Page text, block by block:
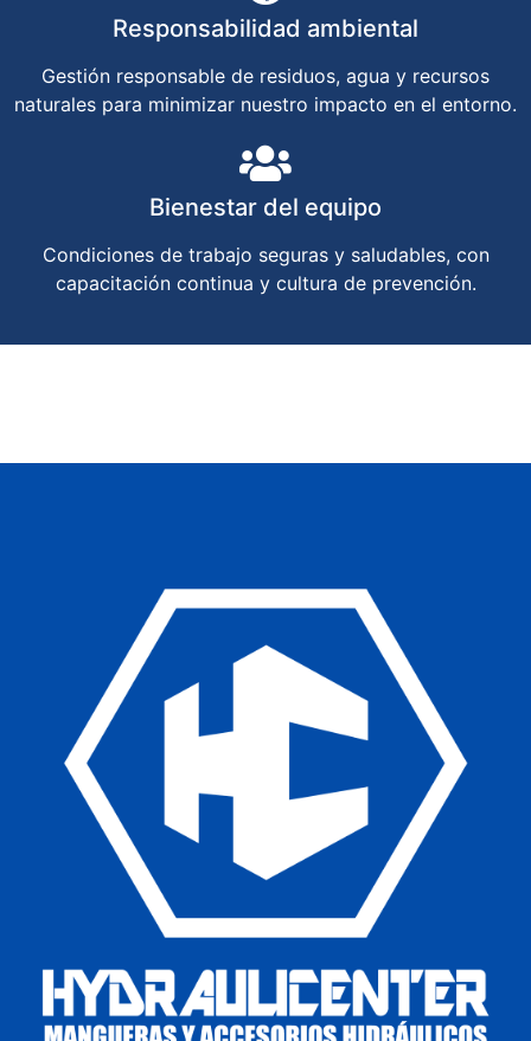
Responsabilidad ambiental
Gestión responsable de residuos, agua y recursos
naturales para minimizar nuestro impacto en el entorno.
Bienestar del equipo
Condiciones de trabajo seguras y saludables, con
capacitación continua y cultura de prevención.